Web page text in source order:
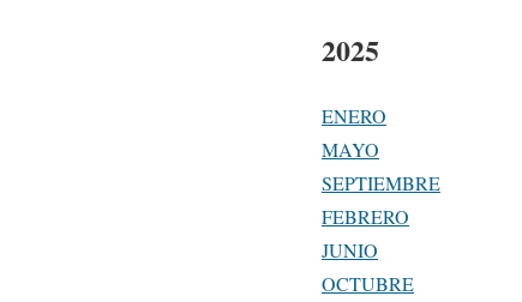
2025
ENERO
MAYO
SEPTIEMBRE
FEBRERO
JUNIO
OCTUBRE